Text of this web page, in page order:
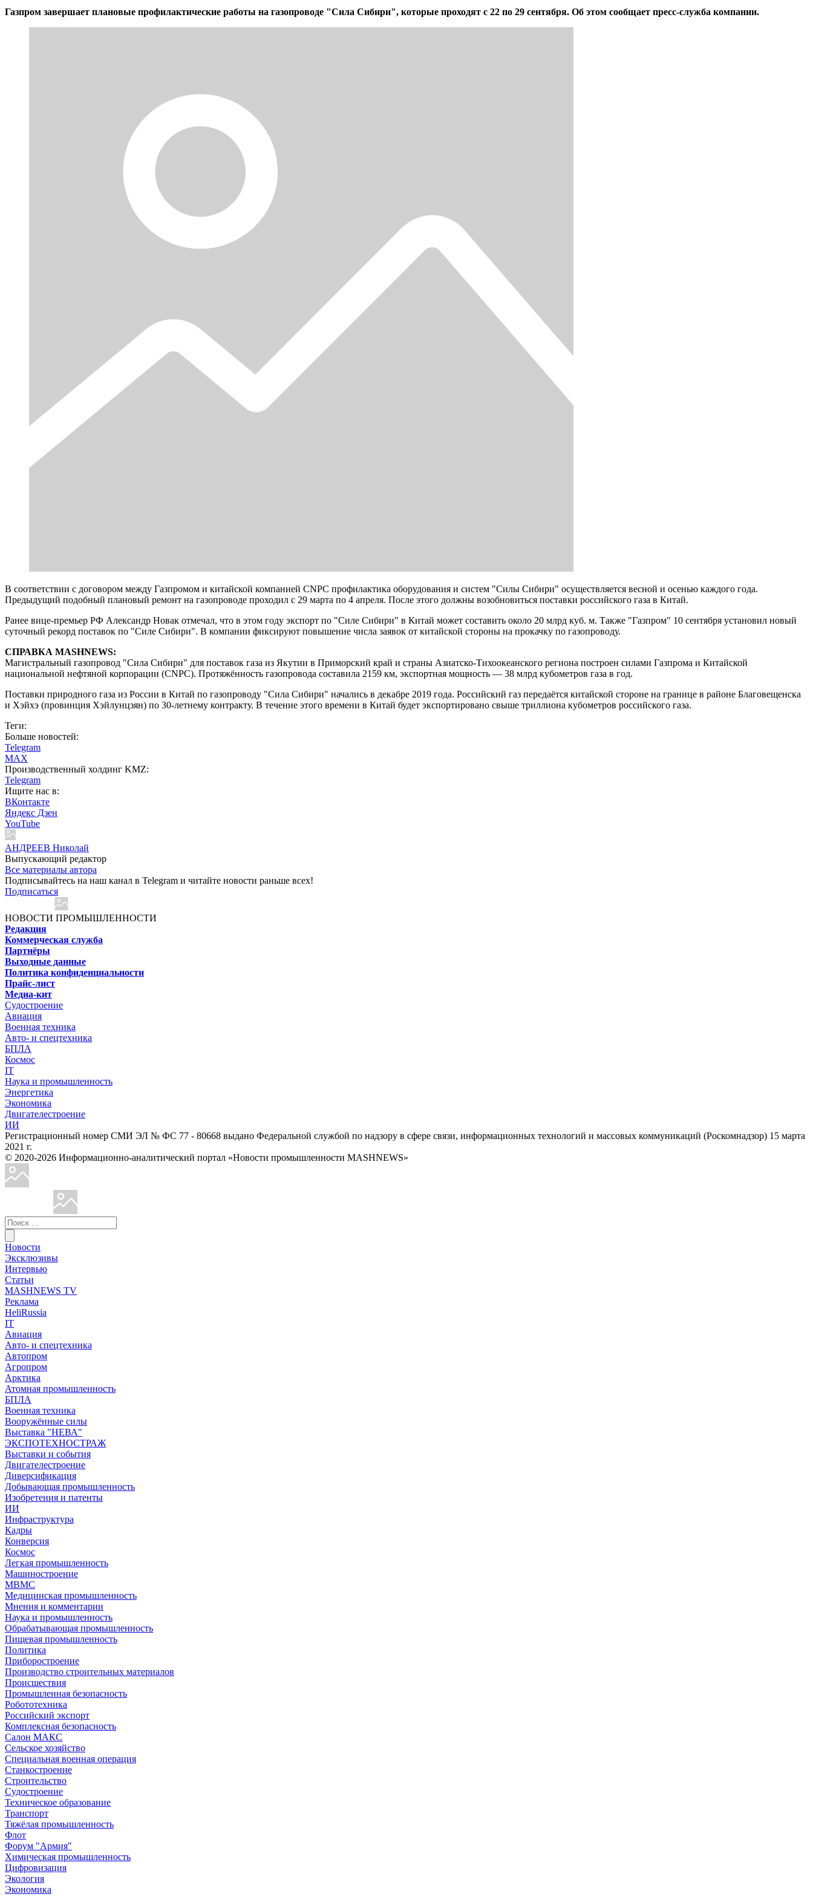
Газпром завершает плановые профилактические работы на газопроводе "Сила Сибири", которые проходят с 22 по 29 сентября. Об этом сообщает пресс-служба компании.
В соответствии с договором между Газпромом и китайской компанией CNPC профилактика оборудования и систем "Силы Сибири" осуществляется весной и осенью каждого года.
Предыдущий подобный плановый ремонт на газопроводе проходил с 29 марта по 4 апреля. После этого должны возобновиться поставки российского газа в Китай.
Ранее вице-премьер РФ Александр Новак отмечал, что в этом году экспорт по "Силе Сибири" в Китай может составить около 20 млрд куб. м. Также "Газпром" 10 сентября установил новый
суточный рекорд поставок по "Силе Сибири". В компании фиксируют повышение числа заявок от китайской стороны на прокачку по газопроводу.
СПРАВКА MASHNEWS:
Магистральный газопровод "Сила Сибири" для поставок газа из Якутии в Приморский край и страны Азиатско-Тихоокеанского региона построен силами Газпрома и Китайской
национальной нефтяной корпорации (CNPC). Протяжённость газопровода составила 2159 км, экспортная мощность — 38 млрд кубометров газа в год.
Поставки природного газа из России в Китай по газопроводу "Сила Сибири" начались в декабре 2019 года. Российский газ передаётся китайской стороне на границе в районе Благовещенска
и Хэйхэ (провинция Хэйлунцзян) по 30-летнему контракту. В течение этого времени в Китай будет экспортировано свыше триллиона кубометров российского газа.
Теги:
Больше новостей:
Telegram
MAX
Производственный холдинг KMZ:
Telegram
Ищите нас в:
ВКонтакте
Яндекс Дзен
YouTube
АНДРЕЕВ Николай
Выпускающий редактор
Все материалы автора
Подписывайтесь на наш канал в Telegram и читайте новости раньше всех!
Подписаться
НОВОСТИ ПРОМЫШЛЕННОСТИ
Редакция
Коммерческая служба
Партнёры
Выходные данные
Политика конфиденциальности
Прайс-лист
Медиа-кит
Судостроение
Авиация
Военная техника
Авто- и спецтехника
БПЛА
Космос
IT
Наука и промышленность
Энергетика
Экономика
Двигателестроение
ИИ
Регистрационный номер СМИ ЭЛ № ФС 77 - 80668 выдано Федеральной службой по надзору в сфере связи, информационных технологий и массовых коммуникаций (Роскомнадзор) 15 марта
2021 г.
© 2020-2026 Информационно-аналитический портал «Новости промышленности MASHNEWS»
Новости
Эксклюзивы
Интервью
Статьи
MASHNEWS TV
Реклама
HeliRussia
IT
Авиация
Авто- и спецтехника
Автопром
Агропром
Арктика
Атомная промышленность
БПЛА
Военная техника
Вооружённые силы
Выставка "НЕВА"
ЭКСПОТЕХНОСТРАЖ
Выставки и события
Двигателестроение
Диверсификация
Добывающая промышленность
Изобретения и патенты
ИИ
Инфраструктура
Кадры
Конверсия
Космос
Легкая промышленность
Машиностроение
МВМС
Медицинская промышленность
Мнения и комментарии
Наука и промышленность
Обрабатывающая промышленность
Пищевая промышленность
Политика
Приборостроение
Производство строительных материалов
Происшествия
Промышленная безопасность
Робототехника
Российский экспорт
Комплексная безопасность
Салон МАКС
Сельское хозяйство
Специальная военная операция
Станкостроение
Строительство
Судостроение
Техническое образование
Транспорт
Тяжёлая промышленность
Флот
Форум "Армия"
Химическая промышленность
Цифровизация
Экология
Экономика